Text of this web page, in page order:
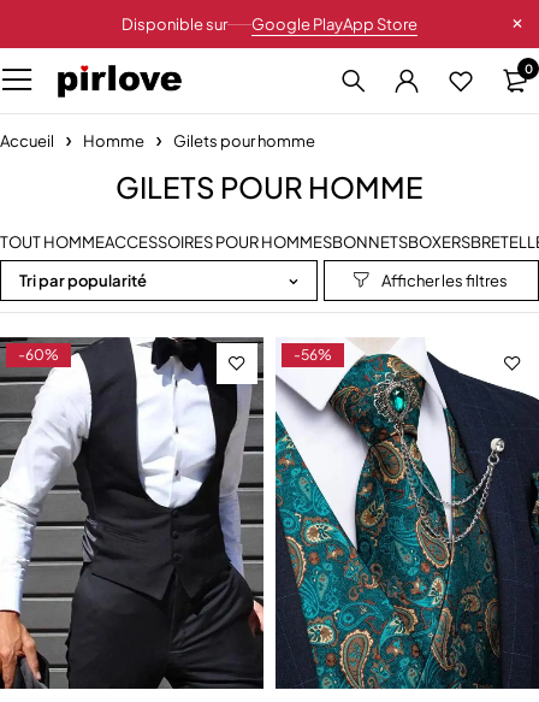
Disponible sur Google PlayApp Store
0
Accueil Homme Gilets pour homme
GILETS POUR HOMME
TOUT HOMMEACCESSOIRES POUR HOMMESBONNETSBOXERS
Tri par popularité
-60% -56%